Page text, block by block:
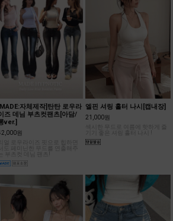
자체제작]탄탄 로우라
즈 데님 부츠컷팬츠[아담/
ver.]
원
는 부츠컷 데님 팬츠!
엘핀 셔링 홀터 나시[캡내장]
21,000원
기기 좋은 셔링 홀터 나시 !